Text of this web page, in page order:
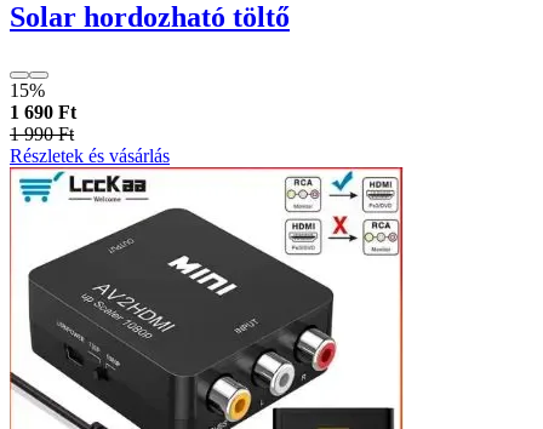
Solar hordozható töltő
15%
1 690 Ft
1 990 Ft
Részletek és vásárlás